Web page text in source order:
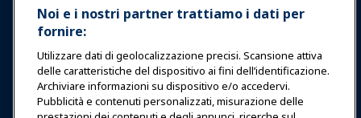
Ricerca e Rapporti
Informazioni su IAAPA
Noi e i nostri partner trattiamo i dati per
fornire:
Utilizzare dati di geolocalizzazione precisi. Scansione attiva
delle caratteristiche del dispositivo ai fini dell’identificazione.
Archiviare informazioni su dispositivo e/o accedervi.
Pubblicità e contenuti personalizzati, misurazione delle